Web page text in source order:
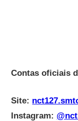
Contas oficiais
Site:
Instagram: